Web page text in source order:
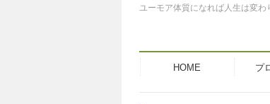
ユーモア体質になれば人生は変わ
HOME プ